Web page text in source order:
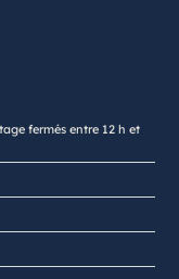
fermés entre 12 h et